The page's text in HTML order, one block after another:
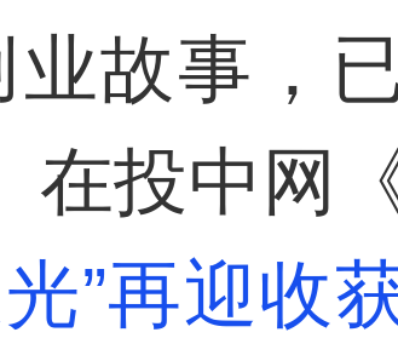
故事，
在投中网
”再迎收